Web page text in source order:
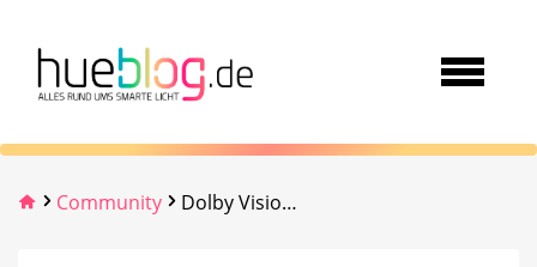
Community Dolby Vision nur rotes Hintergrundlicht und nur 30Hz?